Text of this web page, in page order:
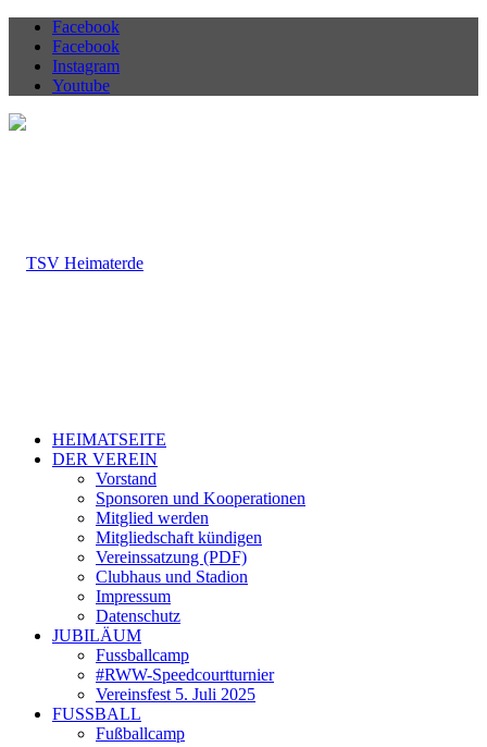
Facebook
Facebook
Instagram
Youtube
HEIMATSEITE
DER VEREIN
Vorstand
Sponsoren und Kooperationen
Mitglied werden
Mitgliedschaft kündigen
Vereinssatzung (PDF)
Clubhaus und Stadion
Impressum
Datenschutz
JUBILÄUM
Fussballcamp
#RWW-Speedcourtturnier
Vereinsfest 5. Juli 2025
FUSSBALL
Fußballcamp